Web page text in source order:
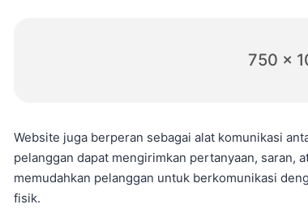
750 x
Website juga berperan sebagai alat komunikasi
pelanggan dapat mengirimkan pertanyaan, saran,
memudahkan pelanggan untuk berkomunikasi
fisik.